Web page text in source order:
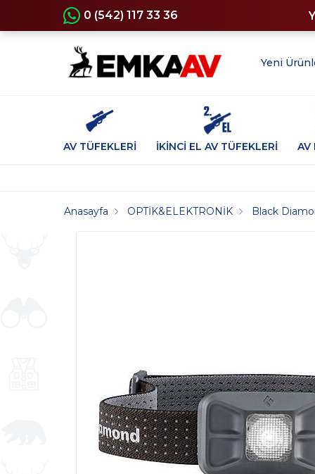
0 (542) 117 33 36
Yeni
AV TÜFEKLERİ İKİNCİ EL AV TÜFEKLERİ AV
Anasayfa OPTİK&ELEKTRONİK Black